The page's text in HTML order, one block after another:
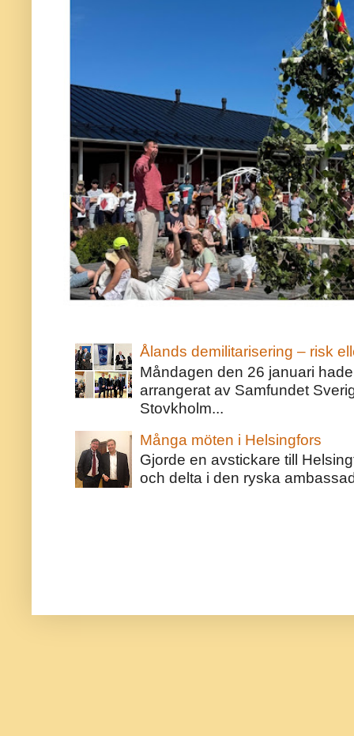
Ålands demilitarisering – risk
Måndagen den 26 januari
arrangerat av Samfundet
Stovkholm...
Många möten i Helsingfors
Gjorde en avstickare till
och delta i den ryska